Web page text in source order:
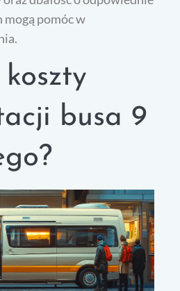
mogą pomóc w
busa 9